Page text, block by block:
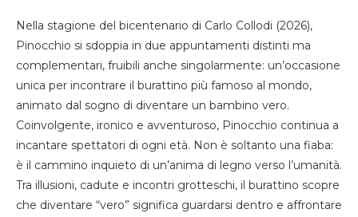
Nella stagione del bicentenario di Carlo Collodi (2026),
Pinocchio si sdoppia in due appuntamenti distinti ma
complementari, fruibili anche singolarmente: un’occasione
unica per incontrare il burattino più famoso al mondo,
animato dal sogno di diventare un bambino vero.
Coinvolgente, ironico e avventuroso, Pinocchio continua a
incantare spettatori di ogni età. Non è soltanto una fiaba:
è il cammino inquieto di un’anima di legno verso l’umanità.
Tra illusioni, cadute e incontri grotteschi, il burattino scopre
che diventare “vero” significa guardarsi dentro e affrontare